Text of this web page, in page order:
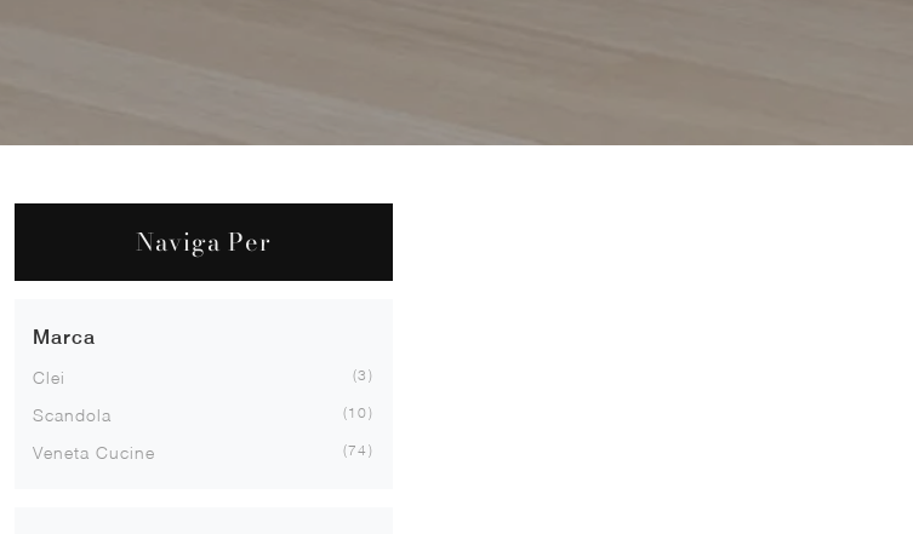
Naviga Per
Marca
Clei 3
Scandola 10
Veneta Cucine 74